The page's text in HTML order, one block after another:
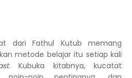
dari Fathul Kutub memang
metode belajar itu setiap kali
. Kubuka kitabnya, kucatat